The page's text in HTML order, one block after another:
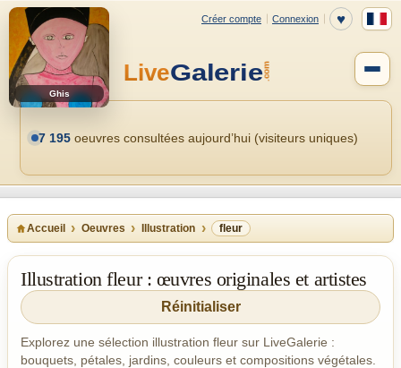
Ghis
7 195 oeuvres consultées aujourd’hui (visiteurs uniques)
Accueil Oeuvres Illustration fleur
Illustration fleur : œuvres originales et artistes
Réinitialiser
Explorez une sélection illustration fleur sur LiveGalerie :
bouquets, pétales, jardins, couleurs et compositions végétales.